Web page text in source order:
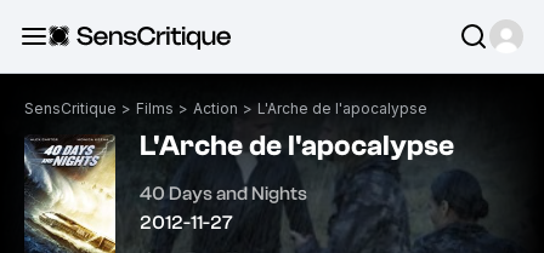
SensCritique > Films > Action > L'Arche de l'apocalypse
L'Arche de l'apocalypse
40 Days and Nights
2012-11-27